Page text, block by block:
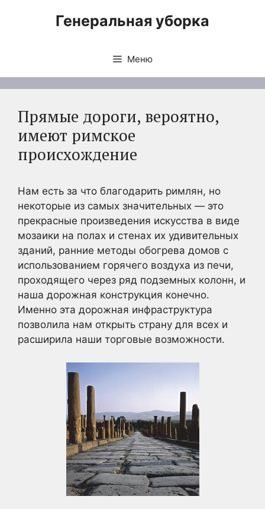
Генеральная уборка
Меню
Прямые дороги, вероятно,
имеют римское
происхождение
Нам есть за что благодарить римлян, но
некоторые из самых значительных — это
прекрасные произведения искусства в виде
мозаики на полах и стенах их удивительных
зданий, ранние методы обогрева домов с
использованием горячего воздуха из печи,
проходящего через ряд подземных колонн, и
наша дорожная конструкция конечно.
Именно эта дорожная инфраструктура
позволила нам открыть страну для всех и
расширила наши торговые возможности.